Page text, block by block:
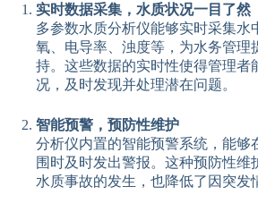
实时数据采集，水质状况一目了然
多参数水质分析仪能够实时采集水
氧、电导率、浊度等，为水务管理
持。这些数据的实时性使得管理者
况，及时发现并处理潜在问题。
智能预警，预防性维护
分析仪内置的智能预警系统，能够
围时及时发出警报。这种预防性维
水质事故的发生，也降低了因突发